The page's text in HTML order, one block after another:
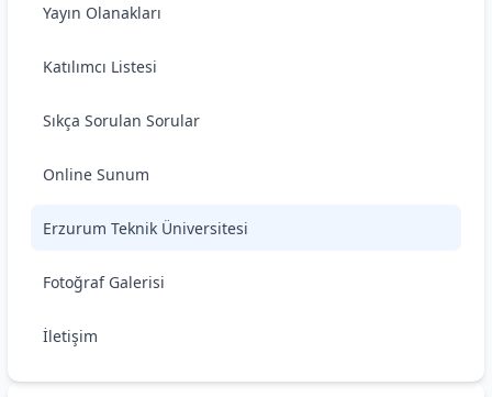
Yayın Olanakları
Katılımcı Listesi
Sıkça Sorulan Sorular
Online Sunum
Erzurum Teknik Üniversitesi
Fotoğraf Galerisi
İletişim